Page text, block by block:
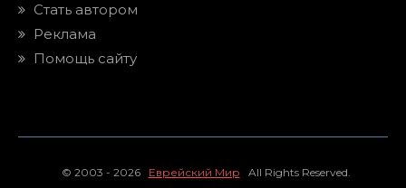
Стать автором
Реклама
Помощь сайту
© 2003 - 2026 Еврейский Мир All Rights Reserved.